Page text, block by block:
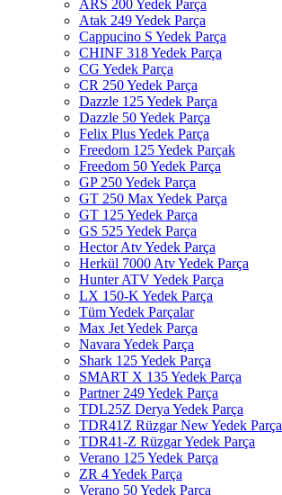
ARS 200 Yedek Parça
Atak 249 Yedek Parça
Cappucino S Yedek Parça
CHINF 318 Yedek Parça
CG Yedek Parça
CR 250 Yedek Parça
Dazzle 125 Yedek Parça
Dazzle 50 Yedek Parça
Felix Plus Yedek Parça
Freedom 125 Yedek Parçak
Freedom 50 Yedek Parça
GP 250 Yedek Parça
GT 250 Max Yedek Parça
GT 125 Yedek Parça
GS 525 Yedek Parça
Hector Atv Yedek Parça
Herkül 7000 Atv Yedek Parça
Hunter ATV Yedek Parça
LX 150-K Yedek Parça
Tüm Yedek Parçalar
Max Jet Yedek Parça
Navara Yedek Parça
Shark 125 Yedek Parça
SMART X 135 Yedek Parça
Partner 249 Yedek Parça
TDL25Z Derya Yedek Parça
TDR41Z Rüzgar New Yedek Parça
TDR41-Z Rüzgar Yedek Parça
Verano 125 Yedek Parça
ZR 4 Yedek Parça
Verano 50 Yedek Parça